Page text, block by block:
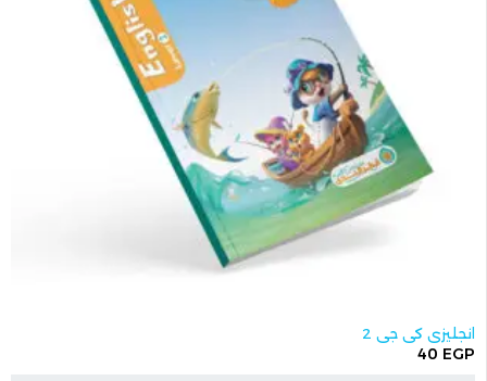
انجليزي كي جي 2
40EGP